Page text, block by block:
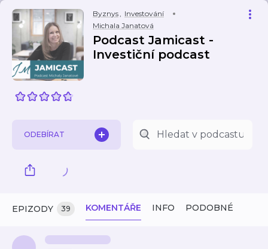
Byznys, Investování
Michala Janatová
Podcast Jamicast -
Investiční podcast
ODEBÍRAT
EPIZODY 39 KOMENTÁŘE INFO PODOBNÉ